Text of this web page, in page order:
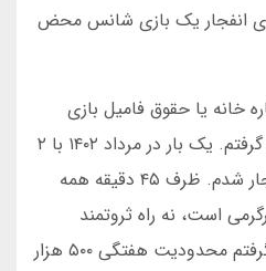
انفجار یک بازی شانس محض
خانه یا حقوق فامیل بازی
نکنید. من این را سخت یاد گرفتم. یک بار در مرداد ۱۴۰۲ با ۲
میلیون تومان وارد بازی انفجار شدم. ظرف ۴۵ دقیقه همه
است، نه راه ثروتمند
شدن. در همان روز تصمیم گرفتم محدودیت هفتگی ۵۰۰ هزار